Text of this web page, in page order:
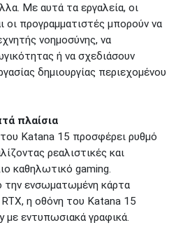
Με αυτά τα εργαλεία, οι
οι προγραμματιστές μπορούν να
νοημοσύνης, να
ή να σχεδιάσουν
δημιουργίας περιεχομένου
πλαίσια
Katana 15 προσφέρει ρυθμό
ρεαλιστικές και
καθηλωτικό gaming.
την ενσωματωμένη κάρτα
η οθόνη του Katana 15
με εντυπωσιακά γραφικά.